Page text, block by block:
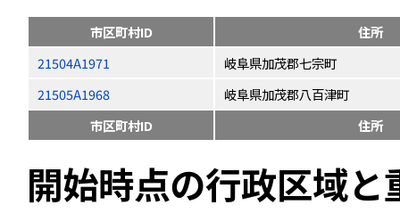
市区町村ID
住所
21504A1971
岐阜県加茂郡七宗町
21505A1968
岐阜県加茂郡八百津町
市区町村ID
住所
開始時点の行政区域